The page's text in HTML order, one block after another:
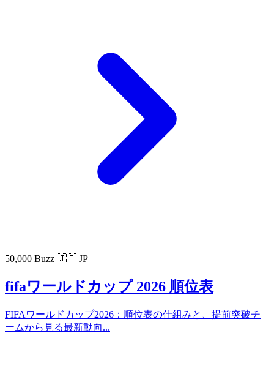
50,000 Buzz 🇯🇵 JP
fifaワールドカップ 2026 順位表
FIFAワールドカップ2026：順位表の仕組みと、提前突破チ
ームから見る最新動向...